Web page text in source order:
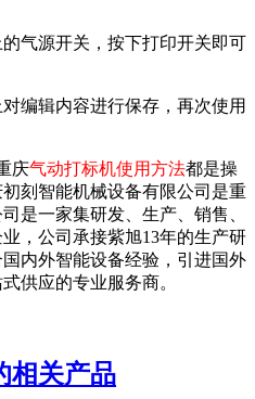
气源开关，按下打印开关即可
编辑内容进行保存，再次使用
庆气动打标机使用方法都是操
刻智能机械设备有限公司是重
是一家集研发、生产、销售、
，公司承接紫旭13年的生产研
内外智能设备经验，引进国外
供应的专业服务商。
相关产品